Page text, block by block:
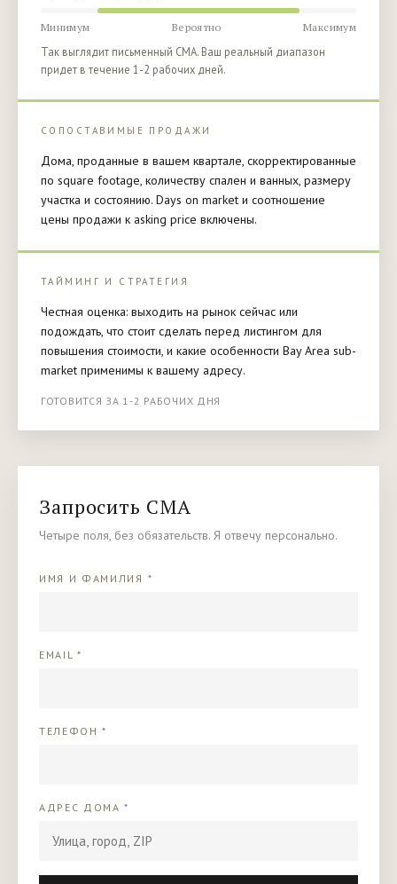
Минимум Вероятно Максимум
Так выглядит письменный CMA. Ваш реальный диапазон
придет в течение 1-2 рабочих дней.
СОПОСТАВИМЫЕ ПРОДАЖИ
Дома, проданные в вашем квартале, скорректированные
по square footage, количеству спален и ванных, размеру
участка и состоянию. Days on market и соотношение
цены продажи к asking price включены.
ТАЙМИНГ И СТРАТЕГИЯ
Честная оценка: выходить на рынок сейчас или
подождать, что стоит сделать перед листингом для
повышения стоимости, и какие особенности Bay Area sub-
market применимы к вашему адресу.
ГОТОВИТСЯ ЗА 1-2 РАБОЧИХ ДНЯ
Запросить CMA
Четыре поля, без обязательств. Я отвечу персонально.
ИМЯ И ФАМИЛИЯ *
EMAIL *
ТЕЛЕФОН *
АДРЕС ДОМА *